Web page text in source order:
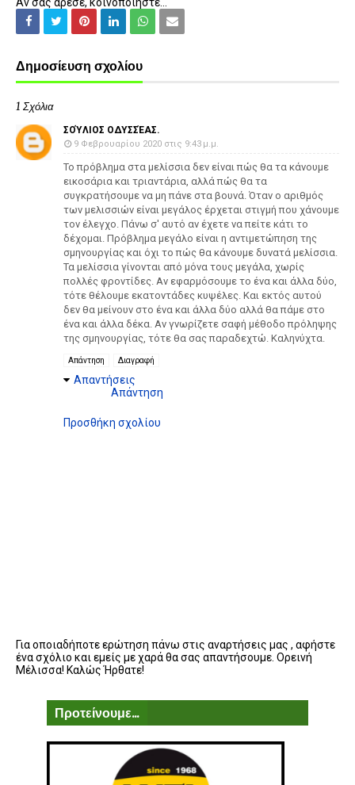
Δημοσίευση σχολίου
1 Σχόλια
ΣΟΎΛΙΟΣ ΟΔΥΣΣΈΑΣ.
9 Φεβρουαρίου 2020 στις 9:43 μ.μ.
Το πρόβλημα στα μελίσσια δεν είναι πώς θα τα κάνουμε
εικοσάρια και τριαντάρια, αλλά πώς θα τα
συγκρατήσουμε να μη πάνε στα βουνά. Όταν ο αριθμός
των μελισσιών είναι μεγάλος έρχεται στιγμή που χάνουμε
τον έλεγχο. Πάνω σ' αυτό αν έχετε να πείτε κάτι το
δέχομαι. Πρόβλημα μεγάλο είναι η αντιμετώπηση της
σμηνουργίας και όχι το πώς θα κάνουμε δυνατά μελίσσια.
Τα μελίσσια γίνονται από μόνα τους μεγάλα, χωρίς
πολλές φροντίδες. Αν εφαρμόσουμε το ένα και άλλα δύο,
τότε θέλουμε εκατοντάδες κυψέλες. Και εκτός αυτού
δεν θα μείνουν στο ένα και άλλα δύο αλλά θα πάμε στο
ένα και άλλα δέκα. Αν γνωρίζετε σαφή μέθοδο πρόληψης
της σμηνουργίας, τότε θα σας παραδεχτώ. Καληνύχτα.
Απάντηση Διαγραφή
Απαντήσεις
Απάντηση
Προσθήκη σχολίου
Για οποιαδήποτε ερώτηση πάνω στις αναρτήσεις μας , αφήστε
ένα σχόλιο και εμείς με χαρά θα σας απαντήσουμε. Ορεινή
Μέλισσα! Καλώς Ήρθατε!
Προτείνουμε...